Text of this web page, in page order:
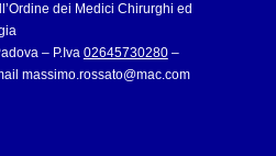
dei Medici Chirurghi ed
– P.Iva 02645730280–
massimo.rossato@mac.com